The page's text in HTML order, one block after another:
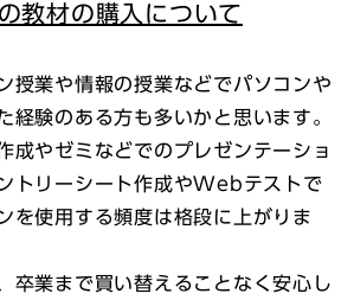
教材の購入について
授業や情報の授業などでパソコンや
経験のある方も多いかと思います。
成やゼミなどでのプレゼンテーショ
トリーシート作成やWebテストで
を使用する頻度は格段に上がりま
卒業まで買い替えることなく安心し